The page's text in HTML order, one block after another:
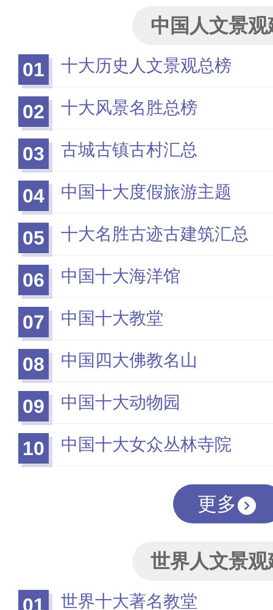
中国人文景观
01
十大历史人文景观总榜
02 十大风景名胜总榜
03 古城古镇古村汇总
04 中国十大度假旅游主题
05 十大名胜古迹古建筑汇总
06 中国十大海洋馆
07 中国十大教堂
08 中国四大佛教名山
09 中国十大动物园
10 中国十大女众丛林寺院
更多
世界人文景观
01
世界十大著名教堂